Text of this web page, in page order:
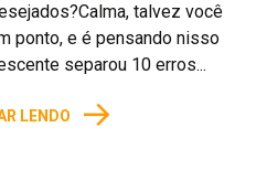
talvez você
ponto, e é pensando nisso
separou 10 erros...
LENDO →